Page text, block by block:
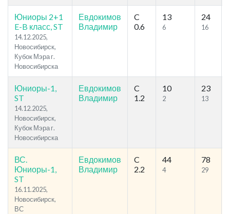
Юниоры 2+1
E-B класс, ST
14.12.2025,
Новосибирск,
Кубок Мэра г.
Новосибирска
Евдокимов
Владимир
C
0.6
13
6
24
16
Юниоры-1,
ST
14.12.2025,
Новосибирск,
Кубок Мэра г.
Новосибирска
Евдокимов
Владимир
C
1.2
10
2
23
13
ВС.
Юниоры-1,
ST
16.11.2025,
Новосибирск,
ВС
Евдокимов
Владимир
C
2.2
44
4
78
29